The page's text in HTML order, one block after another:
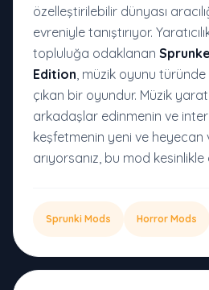
özelleştirilebilir dünyası
evreniyle tanıştırıyor.
topluluğa odaklanan
Edition, müzik oyunu
çıkan bir oyundur. Müzik
arkadaşlar edinmenin ve
keşfetmenin yeni ve heyecan
arıyorsanız, bu mod
Sprunki Mods Horror Mods